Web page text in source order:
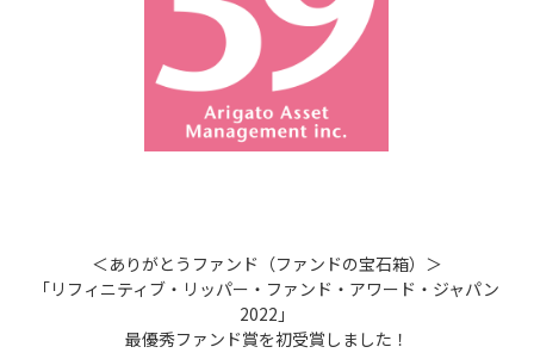
＜ありがとうファンド（ファンドの宝石箱）＞
「リフィニティブ・リッパー・ファンド・アワード・ジャパン
2022」
最優秀ファンド賞を初受賞しました！